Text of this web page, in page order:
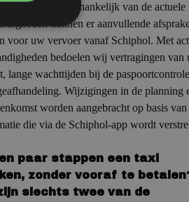
Afhankelijk van de actuele
kunnen er aanvullende
voor uw vervoer vanaf Schiphol. Met
bedoelen wij vertragingen van
lange wachttijden bij de
Wijzigingen in de planning
worden aangebracht op basis van
die via de Schiphol-app wordt
paar stappen een taxi
zonder vooraf te
slechts twee van de